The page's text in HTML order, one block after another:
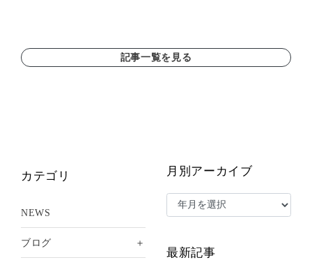
記事一覧を見る
カテゴリ
NEWS
ブログ ＋
月別アーカイブ
最新記事